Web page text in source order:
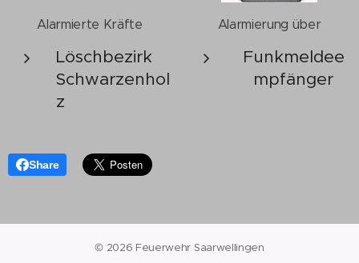
Alarmierte Kräfte
Löschbezirk
Schwarzenhol
z
Alarmierung über
Funkmeldee
mpfänger
Share
© 2026 Feuerwehr Saarwellingen